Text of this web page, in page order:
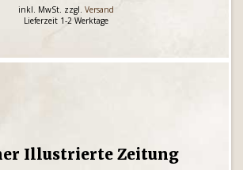
inkl. MwSt. zzgl. Versand
Lieferzeit 1-2 Werktage
Illustrierte Zeitung